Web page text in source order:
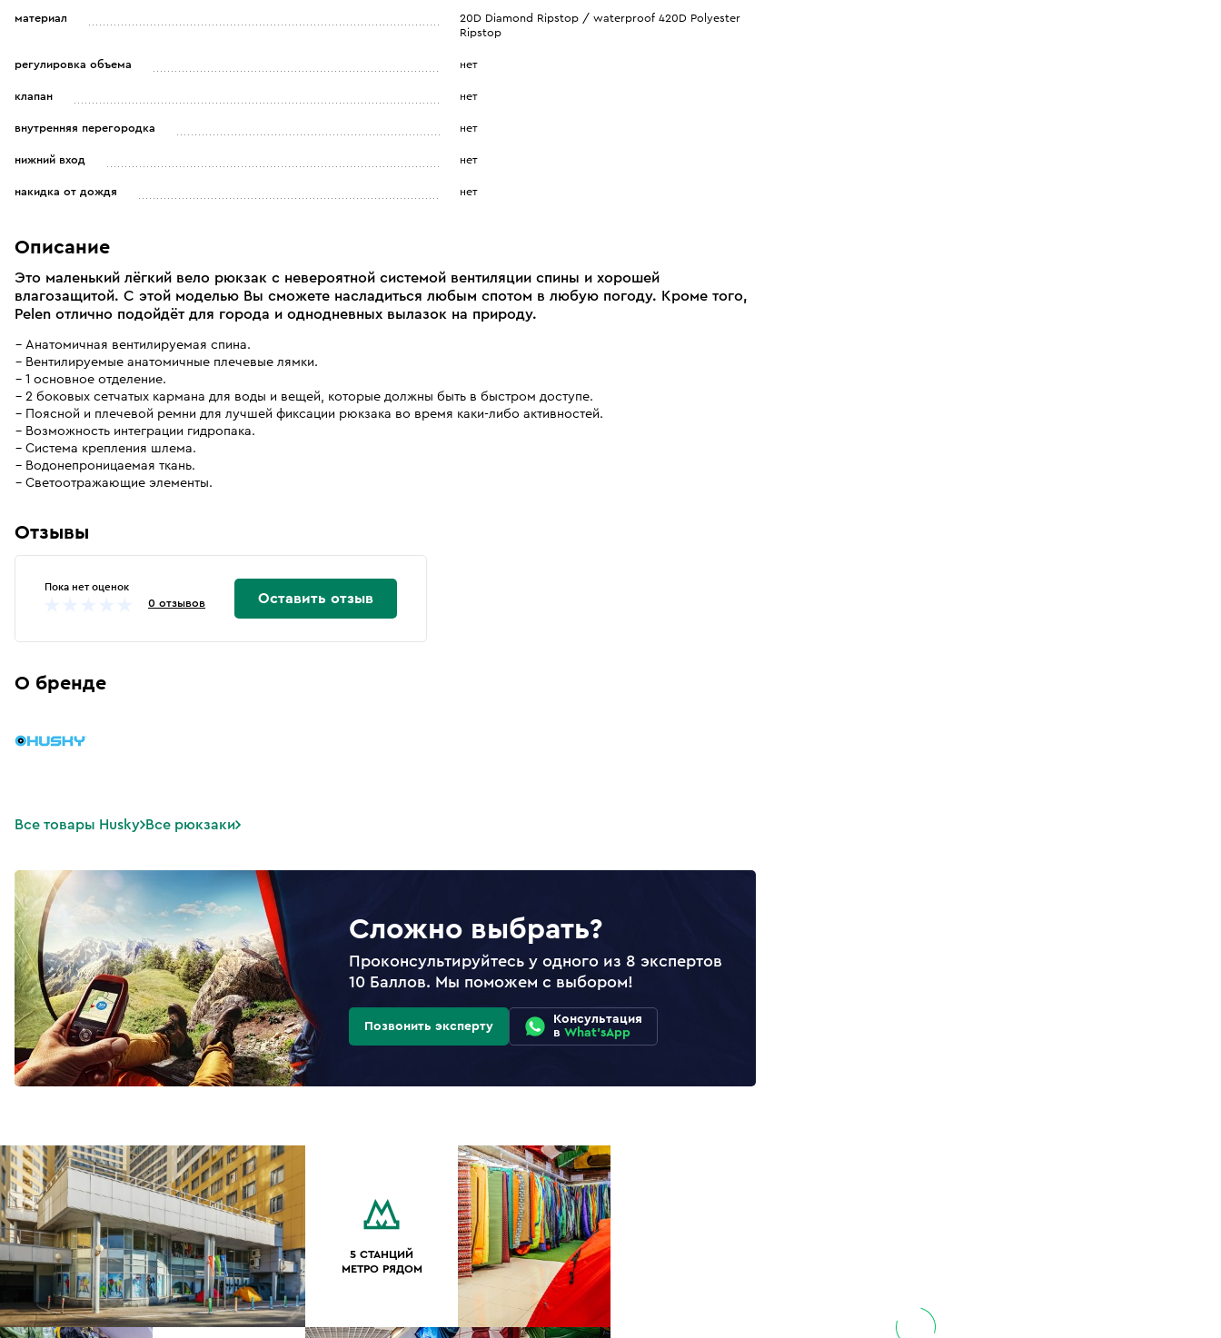
материал
20D Diamond Ripstop / waterproof 420D Polyester
Ripstop
регулировка объема нет
клапан нет
внутренняя перегородка нет
нижний вход нет
накидка от дождя нет
Описание
Это маленький лёгкий вело рюкзак с невероятной системой вентиляции спины и хорошей
влагозащитой. С этой моделью Вы сможете насладиться любым спотом в любую погоду. Кроме того,
Pelen отлично подойдёт для города и однодневных вылазок на природу.
Анатомичная вентилируемая спина.
Вентилируемые анатомичные плечевые лямки.
1 основное отделение.
2 боковых сетчатых кармана для воды и вещей, которые должны быть в быстром доступе.
Поясной и плечевой ремни для лучшей фиксации рюкзака во время каки-либо активностей.
Возможность интеграции гидропака.
Система крепления шлема.
Водонепроницаемая ткань.
Светоотражающие элементы.
Отзывы
Пока нет оценок
0 отзывов Оставить отзыв
О бренде
Все товары Husky Все рюкзаки
Сложно выбрать?
Проконсультируйтесь у одного из 8 экспертов
10 Баллов. Мы поможем с выбором!
Позвонить эксперту
Консультация
в What'sApp
5 СТАНЦИЙ
МЕТРО РЯДОМ